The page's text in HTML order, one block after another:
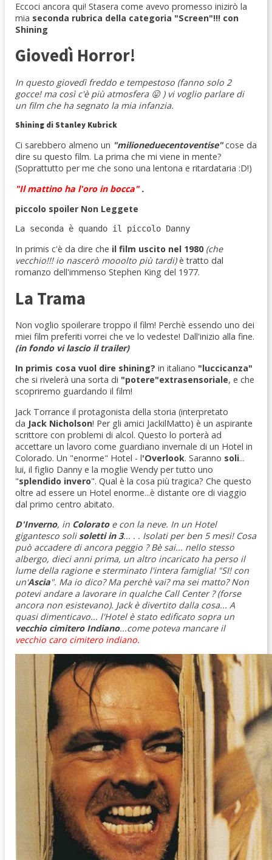
Eccoci ancora qui! Stasera come avevo promesso inizirò la
mia seconda rubrica della categoria "Screen"!!! con
Shining
Giovedì Horror!
In questo giovedì freddo e tempestoso (fanno solo 2
gocce! ma così c'è più atmosfera 😛 ) vi voglio parlare di
un film che ha segnato la mia infanzia.
Shining di Stanley Kubrick
Ci sarebbero almeno un "milioneduecentoventise"cose da
dire su questo film. La prima che mi viene in mente?
(Soprattutto per me che sono una lentona e ritardataria :D!)
"Il mattino ha l'oro in bocca".
piccolo spoiler Non Leggete
La seconda è quando il piccolo Danny
In primis c'è da dire che il film uscito nel 1980 (che
vecchio!!! io nascerò mooolto più tardi)è tratto dal
romanzo dell'immenso Stephen King del 1977.
La Trama
Non voglio spoilerare troppo il film! Perchè essendo uno dei
miei film preferiti vorrei che ve lo vedeste! Dall'inizio alla fine.
(in fondo vi lascio il trailer)
In primis cosa vuol dire shining? in italiano "luccicanza"
che si rivelerà una sorta di "potere"extrasensoriale, e che
scopriremo guardando il film!
Jack Torrance il protagonista della storia (interpretato
da Jack Nicholson! Per gli amici JackilMatto) è un aspirante
scrittore con problemi di alcol. Questo lo porterà ad
accettare un lavoro come guardiano invernale di un Hotel in
Colorado. Un "enorme" Hotel - l'Overlook. Saranno soli...
lui, il figlio Danny e la moglie Wendy per tutto uno
"splendido invero". Qual è la cosa più tragica? Che questo
oltre ad essere un Hotel enorme...è distante ore di viaggio
dal primo centro abitato.
D'Inverno, in Coloratoe con la neve. In un Hotel
gigantesco soli soletti in 3... . . Isolati per ben 5 mesi! Cosa
può accadere di ancora peggio ? Bè sai... nello stesso
albergo, dieci anni prima, un altro incaricato ha perso il
lume della ragione e sterminato l'intera famiglia! "SI! con
un'Ascia". Ma io dico? Ma perchè vai? ma sei matto? Non
potevi andare a lavorare in qualche Call Center ? (forse
ancora non esistevano). Jack è divertito dalla cosa... A
quasi dimenticavo... l'Hotel è stato edificato sopra un
vecchio cimitero Indiano...come poteva mancare il
vecchio caro cimitero indiano.